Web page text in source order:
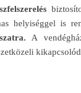
helyiséggel is
A